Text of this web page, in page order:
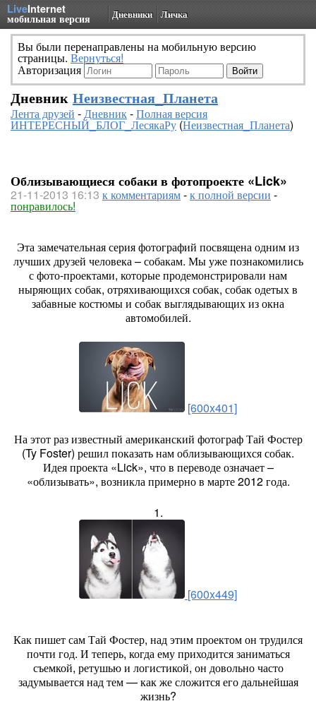
LiveInternet
мобильная версия Дневники Личка
Вы были перенаправлены на мобильную версию
страницы. Вернуться!
Авторизация
Дневник Неизвестная_Планета
Лента друзей -Дневник-Полная версия
ИНТЕРЕСНЫЙ_БЛОГ_ЛесякаРу(Неизвестная_Планета)
Облизывающиеся собаки в фотопроекте «Lick»
21-11-2013 16:13 к комментариям-к полной версии -
понравилось!
Эта замечательная серия фотографий посвящена одним из
лучших друзей человека – собакам. Мы уже познакомились
с фото-проектами, которые продемонстрировали нам
ныряющих собак, отряхивающихся собак, собак одетых в
забавные костюмы и собак выглядывающих из окна
автомобилей.
[600x401]
На этот раз известный американский фотограф Тай Фостер
(Ty Foster) решил показать нам облизывающихся собак.
Идея проекта «Lick», что в переводе означает –
«облизывать», возникла примерно в марте 2012 года.
1.
[600x449]
Как пишет сам Тай Фостер, над этим проектом он трудился
почти год. И теперь, когда ему приходится заниматься
съемкой, ретушью и логистикой, он довольно часто
задумывается над тем — как же сложится его дальнейшая
жизнь?